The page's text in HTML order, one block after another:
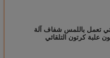
تعمل باللمس شفاف آلة
علبة كرتون التلقائي